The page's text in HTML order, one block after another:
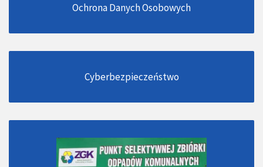
Ochrona Danych Osobowych
Cyberbezpieczeństwo